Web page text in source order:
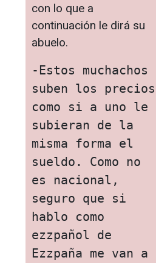
con lo que a
continuación le dirá su
abuelo.
-Estos muchachos
suben los precios
como si a uno le
subieran de la
misma forma el
sueldo. Como no
es nacional,
seguro que si
hablo como
ezzpañol de
Ezzpaña me van a